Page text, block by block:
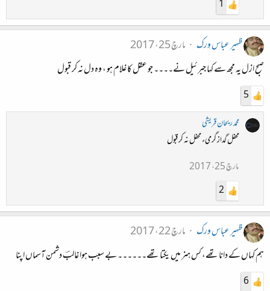
1
ظہیر عباس ورک
مارچ 25، 2017
صبح ازل یہ مجھ سے کہا جبرئیل نے۔۔۔۔ جو عقل کا غلام ہو ، وہ دل نہ کر قبول
5
محمد ریحان قریشی
محفل گداز گرمیء محفل نہ کر قبول
مارچ 25، 2017
2
ظہیر عباس ورک
مارچ 22، 2017
ہم کہاں کے دانا تھے، کس ہنر میں یکتا تھے۔۔۔۔۔۔ بے سبب ہوا غالبؔ دشمن آسماں اپنا
6